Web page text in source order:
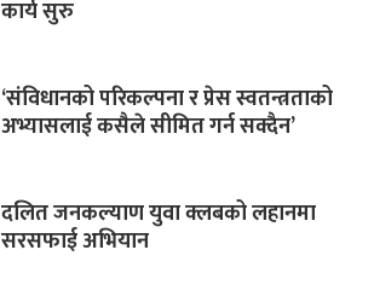
कार्य सुरु
‘संविधानको परिकल्पना र प्रेस स्वतन्त्रताको
अभ्यासलाई कसैले सीमित गर्न सक्दैन’
दलित जनकल्याण युवा क्लबको लहानमा
सरसफाई अभियान